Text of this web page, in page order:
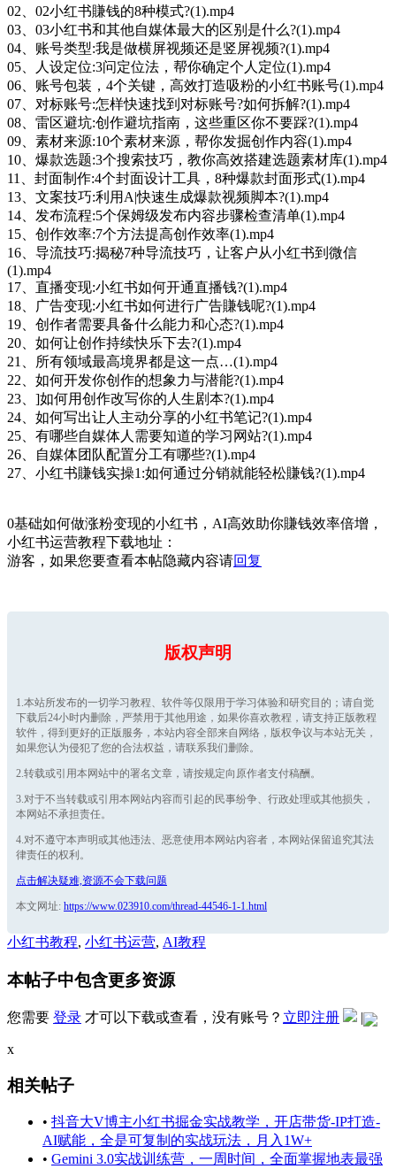
02、02小红书賺钱的8种模式?(1).mp4
03、03小红书和其他自媒体最大的区别是什么?(1).mp4
04、账号类型:我是做横屏视频还是竖屏视频?(1).mp4
05、人设定位:3问定位法，帮你确定个人定位(1).mp4
06、账号包装，4个关键，高效打造吸粉的小红书账号(1).mp4
07、对标账号:怎样快速找到对标账号?如何拆解?(1).mp4
08、雷区避坑:创作避坑指南，这些重区你不要踩?(1).mp4
09、素材来源:10个素材来源，帮你发掘创作内容(1).mp4
10、爆款选题:3个搜索技巧，教你高效搭建选题素材库(1).mp4
11、封面制作:4个封面设计工具，8种爆款封面形式(1).mp4
13、文案技巧:利用A|快速生成爆款视频脚本?(1).mp4
14、发布流程:5个保姆级发布内容步骤检查清单(1).mp4
15、创作效率:7个方法提高创作效率(1).mp4
16、导流技巧:揭秘7种导流技巧，让客户从小红书到微信
(1).mp4
17、直播变现:小红书如何开通直播钱?(1).mp4
18、广告变现:小红书如何进行广告賺钱呢?(1).mp4
19、创作者需要具备什么能力和心态?(1).mp4
20、如何让创作持续快乐下去?(1).mp4
21、所有领域最高境界都是这一点…(1).mp4
22、如何开发你创作的想象力与潜能?(1).mp4
23、]如何用创作改写你的人生剧本?(1).mp4
24、如何写出让人主动分享的小红书笔记?(1).mp4
25、有哪些自媒体人需要知道的学习网站?(1).mp4
26、自媒体团队配置分工有哪些?(1).mp4
27、小红书賺钱实操1:如何通过分销就能轻松賺钱?(1).mp4
0基础如何做涨粉变现的小红书，AI高效助你賺钱效率倍增，
小红书运营教程下载地址：
游客，如果您要查看本帖隐藏内容请回复
版权声明
1.本站所发布的一切学习教程、软件等仅限用于学习体验和研究目的；请自觉
下载后24小时内删除，严禁用于其他用途，如果你喜欢教程，请支持正版教程
软件，得到更好的正版服务，本站内容全部来自网络，版权争议与本站无关，
如果您认为侵犯了您的合法权益，请联系我们删除。
2.转载或引用本网站中的署名文章，请按规定向原作者支付稿酬。
3.对于不当转载或引用本网站内容而引起的民事纷争、行政处理或其他损失，
本网站不承担责任。
4.对不遵守本声明或其他违法、恶意使用本网站内容者，本网站保留追究其法
律责任的权利。
点击解决疑难,资源不会下载问题
本文网址: https://www.023910.com/thread-44546-1-1.html
小红书教程, 小红书运营, AI教程
本帖子中包含更多资源
您需要 登录 才可以下载或查看，没有账号？ 立即注册 |
x
相关帖子
• 抖音大V博主小红书掘金实战教学，开店带货-IP打造-
AI赋能，全是可复制的实战玩法，月入1W+
• Gemini 3.0实战训练营，一周时间，全面掌握地表最强